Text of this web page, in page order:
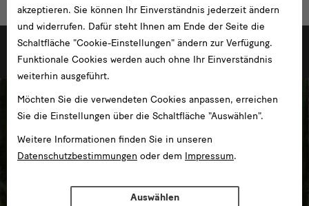
weitere
Ausstellungen
akzeptieren. Sie können Ihr Einverständnis jederzeit ändern
und widerrufen. Dafür steht Ihnen am Ende der Seite die
Schaltfläche "Cookie-Einstellungen" ändern zur Verfügung.
Funktionale Cookies werden auch ohne Ihr Einverständnis
weiterhin ausgeführt.
Möchten Sie die verwendeten Cookies anpassen, erreichen
Sie die Einstellungen über die Schaltfläche "Auswählen".
Weitere Informationen finden Sie in unseren
Datenschutzbestimmungen oder dem Impressum.
Auswählen